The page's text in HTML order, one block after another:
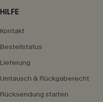
HILFE
Kontakt
Bestellstatus
Lieferung
Umtausch & Rückgaberecht
Rücksendung starten